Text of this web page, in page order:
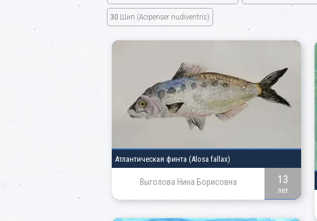
30 Шип (Acipenser nudiventris)
Атлантическая финта (Alosa fallax)
Выголова Нина Борисовна 13
лет